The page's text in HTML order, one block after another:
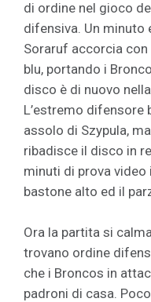
di ordine nel gioco
difensiva. Un minuto
Soraruf accorcia
blu, portando i
disco è di nuovo
L’estremo difensore
assolo di Szypula,
ribadisce il disco in
minuti di prova video
bastone alto ed il
Ora la partita si
trovano ordine
che i Broncos in
padroni di casa.